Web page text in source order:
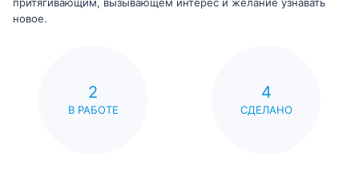
притягивающим, вызывающем интерес и желание узнавать
новое.
2
В РАБОТЕ
4
СДЕЛАНО